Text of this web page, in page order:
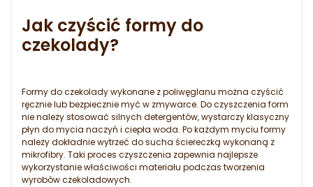
Jak czyścić formy do
czekolady?
Formy do czekolady wykonane z poliwęglanu można czyścić
ręcznie lub bezpiecznie myć w zmywarce. Do czyszczenia form
nie należy stosować silnych detergentów, wystarczy klasyczny
płyn do mycia naczyń i ciepła woda. Po każdym myciu formy
należy dokładnie wytrzeć do sucha ściereczką wykonaną z
mikrofibry. Taki proces czyszczenia zapewnia najlepsze
wykorzystanie właściwości materiału podczas tworzenia
wyrobów czekoladowych.